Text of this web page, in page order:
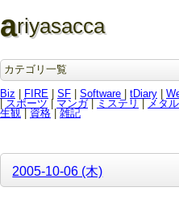
ariyasacca
カテゴリ一覧
Biz
FIRE SF Software tDiary
スポーツ | マンガ| ミステリ メタル
生観
資格| 雑記
2005-10-06 (木)